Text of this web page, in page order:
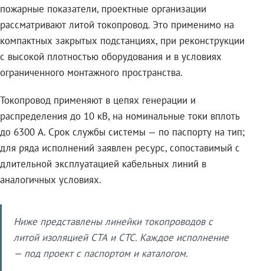
пожарные показатели, проектные организации
рассматривают литой токопровод. Это применимо на
компактных закрытых подстанциях, при реконструкции
с высокой плотностью оборудования и в условиях
ограниченного монтажного пространства.
Токопровод применяют в цепях генерации и
распределения до 10 кВ, на номинальные токи вплоть
до 6300 А. Срок службы системы — по паспорту на тип;
для ряда исполнений заявлен ресурс, сопоставимый с
длительной эксплуатацией кабельных линий в
аналогичных условиях.
Ниже представлены линейки токопроводов с
литой изоляцией СТА и СТС. Каждое исполнение
— под проект с паспортом и каталогом.